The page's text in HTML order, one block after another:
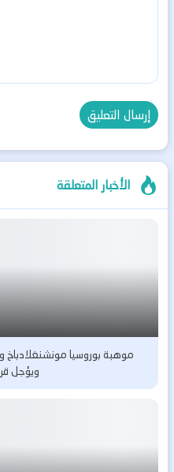
الأخبار المتعلقة
موهبة بوروسيا مونشنغلادباخ
ويؤجل